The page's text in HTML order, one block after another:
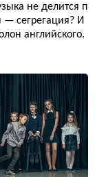
не делится п
сегрегация? И
английского.